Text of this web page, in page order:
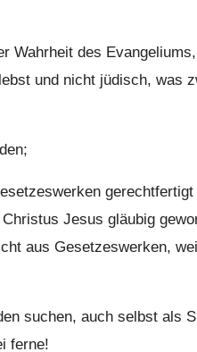
Wahrheit des
und nicht jüdisch, was
Jesus gläubig
aus Gesetzeswerken,
suchen, auch selbst als
ferne!